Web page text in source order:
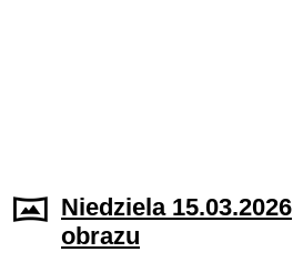
Niedziela 15.03.2026
obrazu